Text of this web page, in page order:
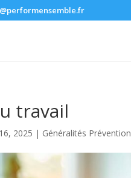
travail
2025 | Généralités Prévention